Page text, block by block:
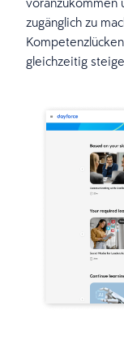
zugänglich zu
gleichzeitig